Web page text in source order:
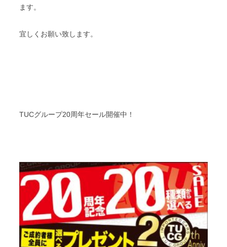
ます。
宜しくお願い致します。
TUCグループ20周年セール開催中！